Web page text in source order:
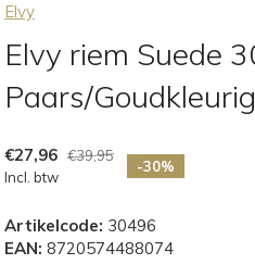
Elvy
Elvy riem Suede
Paars/Goudkleurig
€27,96 €39,95
Incl. btw
-30%
Artikelcode: 30496
EAN: 8720574488074